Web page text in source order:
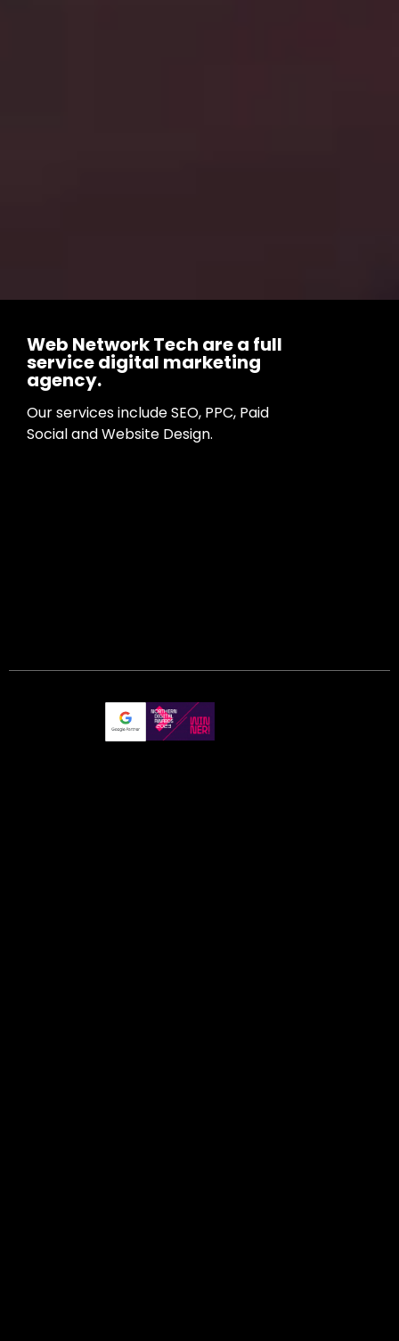
Web Network Tech are a full
service digital marketing
agency.
Our services include SEO, PPC, Paid
Social and Website Design.